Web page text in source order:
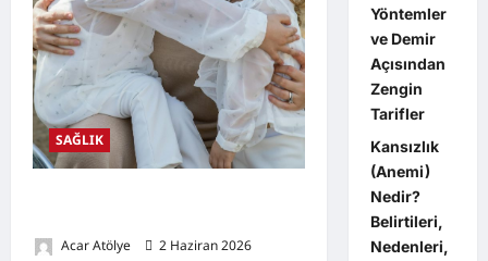
SAĞLIK
Acar Atölye
2 Haziran 2026
Yöntemler
ve Demir
Açısından
Zengin
Tarifler
Kansızlık
(Anemi)
Nedir?
Belirtileri,
Nedenleri,